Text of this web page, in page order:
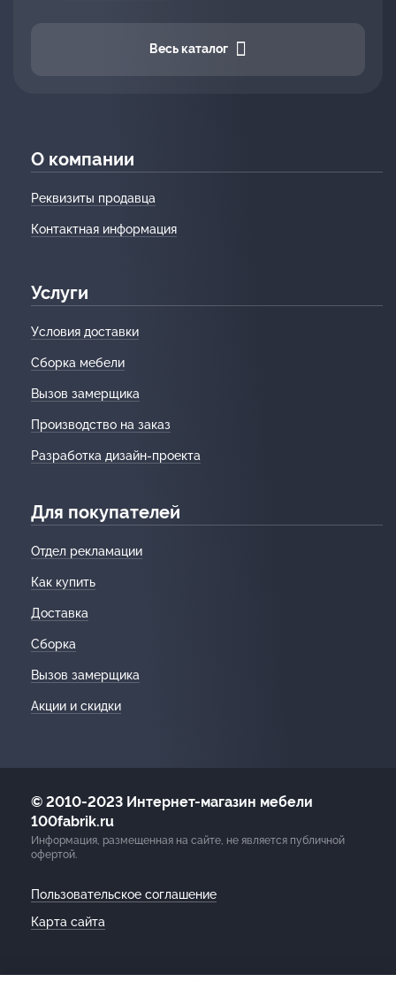
Весь каталог
О компании
Реквизиты продавца
Контактная информация
Услуги
Условия доставки
Сборка мебели
Вызов замерщика
Производство на заказ
Разработка дизайн-проекта
Для покупателей
Отдел рекламации
Как купить
Доставка
Сборка
Вызов замерщика
Акции и скидки
© 2010-2023 Интернет-магазин мебели
100fabrik.ru
Информация, размещенная на сайте, не является публичной
офертой.
Пользовательское соглашение
Карта сайта